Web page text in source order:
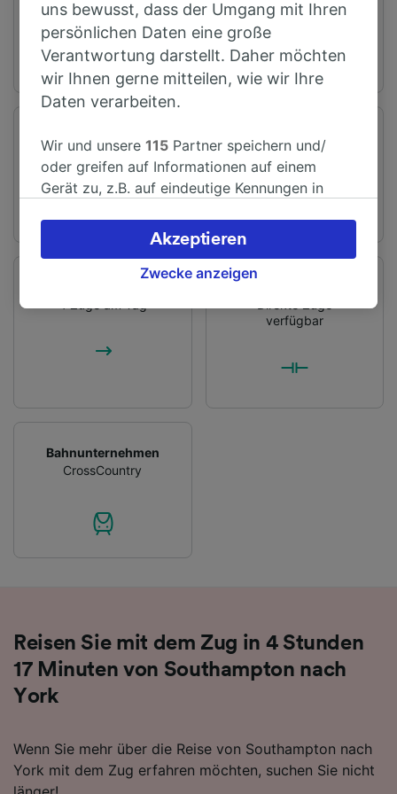
Southampton
York
Fahrtzeit
Ab 4 Std 17 Min
Entfernung
340 km
verfügbar
Bahnunternehmen
CrossCountry
Reisen Sie mit dem Zug in 4 Stunden
17 Minuten von Southampton nach
York
Wenn Sie mehr über die Reise von Southampton nach
York mit dem Zug erfahren möchten, suchen Sie nicht
uns bewusst, dass der Umgang mit Ihren
persönlichen Daten eine große
Verantwortung darstellt. Daher möchten
wir Ihnen gerne mitteilen, wie wir Ihre
Daten verarbeiten.
Wir und unsere115 Partner speichern und/
oder greifen auf Informationen auf einem
Gerät zu, z.B. auf eindeutige Kennungen in
verarbeiten. Sie können Ihre Präferenzen
akzeptieren oder verwalten, einschließlich
Ihres Widerspruchsrechts bei berechtigtem
besuchen Sie jederzeit die Seite der
werden unseren Partnern signalisiert und
haben keinen Einfluss auf Surfdaten. Ihre
Daten werden nicht für Tracking-Zwecke
verwendet, wenn Sie uns gebeten haben, Ihr
Wir und unsere Partner verarbeiten Daten, um
Verwendung genauer Standortdaten.
Endgeräteeigenschaften zur Identifikation
aktiv abfragen. Speichern von oder Zugriff auf
Entwicklung und Verbesserung von
Angeboten.
Liste der Partner (Lieferanten)
Zwecke anzeigen
Akzeptieren